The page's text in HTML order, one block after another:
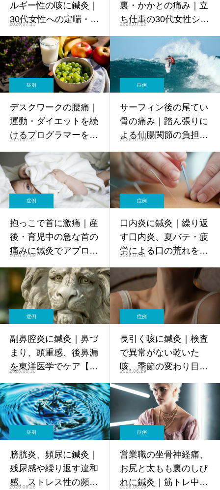
ルギー性の咳に鍼灸｜
30代女性への定喘・肺
2026.07.13
裏・かかとの痛み｜立
ち仕事の30代女性シッ
チ【症例】
2026.07.12
症例
デスクワークの腰痛｜
運動・ダイエットを続
けるプログラマーを継
【症例】
2026.07.10
症例
サーフィン後の尾てい
骨の痛み｜踏ん張りに
よる仙腸関節の負担に
30代女性【症例】
2026.07.09
症例
抱っこで首に激痛｜産
後・育児中の急な首の
痛みに鍼灸でアプロー
例】
2026.07.08
症例
口内炎に鍼灸｜繰り返
す口内炎、夏バテ・疲
労による口の荒れを東
監修】
2026.07.01
症例
副鼻腔炎に鍼灸｜鼻づ
まり、頭重感、後鼻漏
を東洋医学でケア【鍼
2026.06.30
症例
長引く咳に鍼灸｜検査
で異常がない乾いた
咳、季節の変わり目の
【鍼灸師監修】
2026.06.29
症例
膀胱炎、頻尿に鍼灸｜
残尿感や繰り返す違和
感、ストレス性の頻尿
2026.06.28
症例
営業職の坐骨神経痛、
お尻と太もも裏のしび
れに鍼灸｜筋トレ中の
2026.06.26